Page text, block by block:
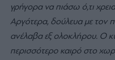
γρήγορα να πιάσω ό,τι
Αργότερα, δούλευα με τον
ανέλαβα εξ ολοκλήρου. Ο
περισσότερο καιρό στο